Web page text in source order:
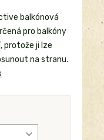
balkónová
pro balkóny
protože ji lze
na stranu.